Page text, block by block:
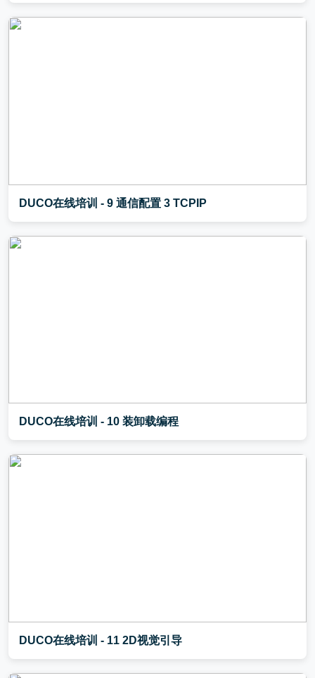
DUCO在线培训 - 9 通信配置 3 TCPIP
DUCO在线培训 - 10 装卸载编程
DUCO在线培训 - 11 2D视觉引导